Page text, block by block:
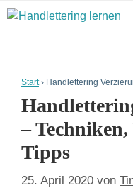
Zum
Start› Handlettering
–
Tipps
25. April 2020 von